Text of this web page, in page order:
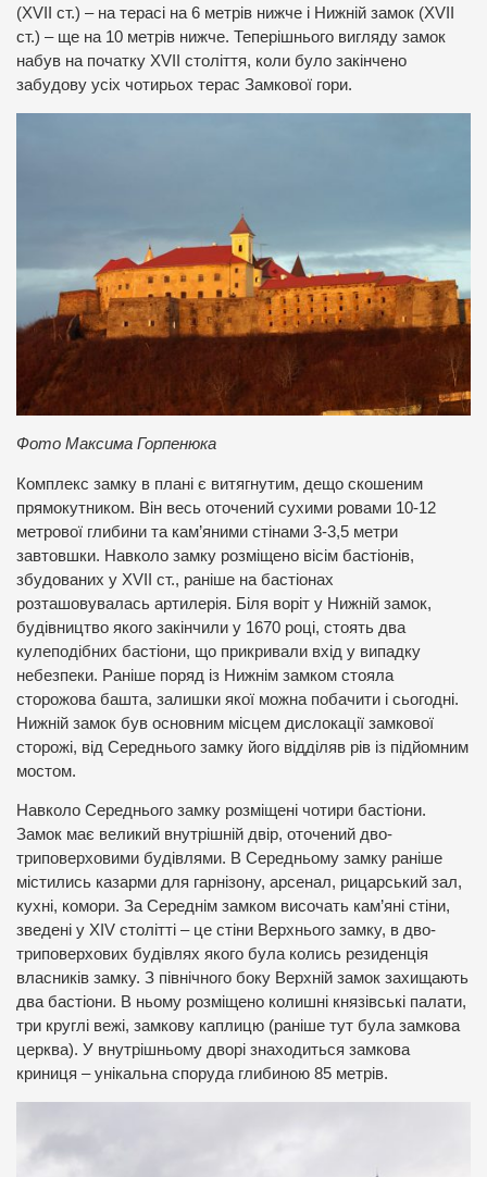
(XVII ст.) – на терасі на 6 метрів нижче і Нижній замок (XVII
ст.) – ще на 10 метрів нижче. Теперішнього вигляду замок
набув на початку XVII століття, коли було закінчено
забудову усіх чотирьох терас Замкової гори.
Фото Максима Горпенюка
Комплекс замку в плані є витягнутим, дещо скошеним
прямокутником. Він весь оточений сухими ровами 10-12
метрової глибини та кам’яними стінами 3-3,5 метри
завтовшки. Навколо замку розміщено вісім бастіонів,
збудованих у XVII ст., раніше на бастіонах
розташовувалась артилерія. Біля воріт у Нижній замок,
будівництво якого закінчили у 1670 році, стоять два
кулеподібних бастіони, що прикривали вхід у випадку
небезпеки. Раніше поряд із Нижнім замком стояла
сторожова башта, залишки якої можна побачити і сьогодні.
Нижній замок був основним місцем дислокації замкової
сторожі, від Середнього замку його відділяв рів із підйомним
мостом.
Навколо Середнього замку розміщені чотири бастіони.
Замок має великий внутрішній двір, оточений дво-
триповерховими будівлями. В Середньому замку раніше
містились казарми для гарнізону, арсенал, рицарський зал,
кухні, комори. За Середнім замком височать кам’яні стіни,
зведені у ХІV столітті – це стіни Верхнього замку, в дво-
триповерхових будівлях якого була колись резиденція
власників замку. З північного боку Верхній замок захищають
два бастіони. В ньому розміщено колишні князівські палати,
три круглі вежі, замкову каплицю (раніше тут була замкова
церква). У внутрішньому дворі знаходиться замкова
криниця – унікальна споруда глибиною 85 метрів.